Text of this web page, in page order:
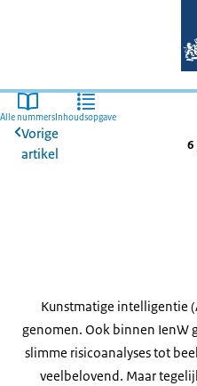
Alle nummers Inhoudsopgave
Vorige
artikel
6
Kunstmatige intelligentie
genomen. Ook binnen IenW
slimme risicoanalyses tot
veelbelovend. Maar